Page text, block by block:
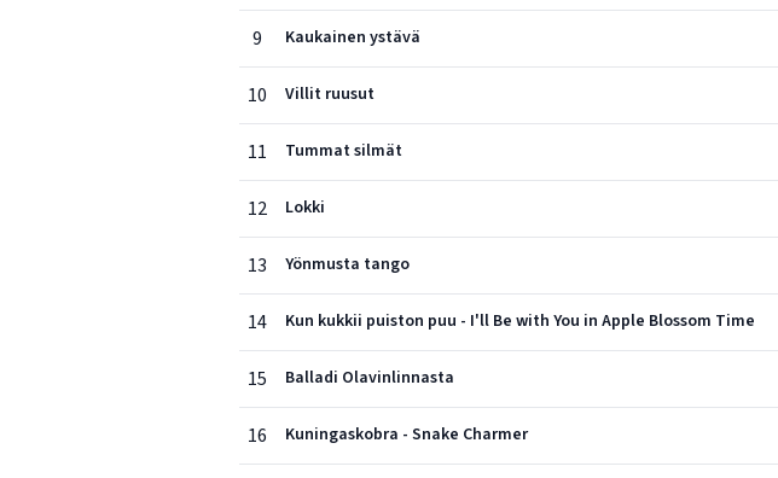
9 Kaukainen ystävä
10 Villit ruusut
11 Tummat silmät
12 Lokki
13 Yönmusta tango
14 Kun kukkii puiston puu - I'll Be with You in Apple Blossom Time
15 Balladi Olavinlinnasta
16 Kuningaskobra - Snake Charmer